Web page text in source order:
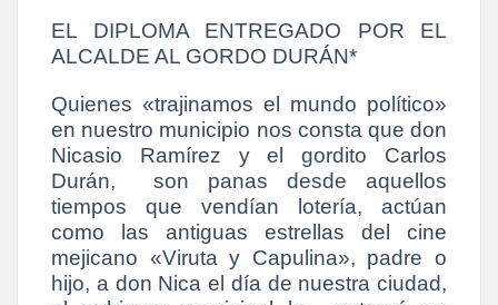
EL DIPLOMA ENTREGADO POR EL
ALCALDE AL GORDO DURÁN*
Quienes «trajinamos el mundo político»
en nuestro municipio nos consta que don
Nicasio Ramírez y el gordito Carlos
Durán, son panas desde aquellos
tiempos que vendían lotería, actúan
como las antiguas estrellas del cine
mejicano «Viruta y Capulina», padre o
hijo, a don Nica el día de nuestra ciudad,